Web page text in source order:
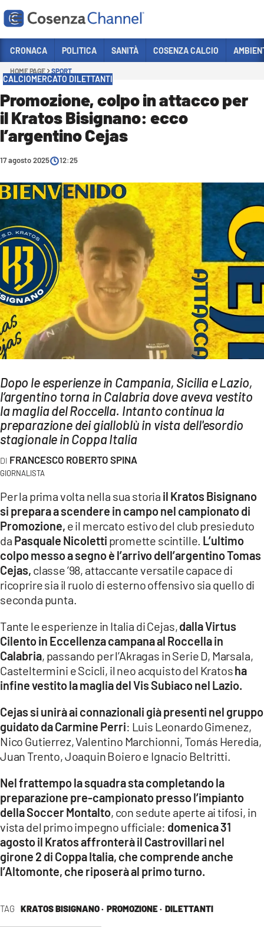
Sezioni
POLITICA
COSENZA CALCIO
ECONOMIA E LAVORO
SANITÀ
SPORT
CULTURA
AMBIENTE
Streaming
LAC TV
LAC NETWORK
LAC ONAIR
LaC
Network
LACPLAY.IT
LACTV.IT
LACONAIR.IT
ILREGGINO.IT
COSENZACHANNEL.IT
ILVIBONESE.IT
CATANZAROCHANNEL.IT
LACAPITALENEWS.IT
App
ANDROID
APPLE
CRONACA POLITICA SANITÀ COSENZA CALCIO
HOME PAGE SPORT
CALCIOMERCATO DILETTANTI
Promozione, colpo in attacco per
il Kratos Bisignano: ecco
l’argentino Cejas
17 agosto 2025 12:25
Dopo le esperienze in Campania, Sicilia e Lazio,
l’argentino torna in Calabria dove aveva vestito
la maglia del Roccella. Intanto continua la
preparazione dei gialloblù in vista dell'esordio
stagionale in Coppa Italia
FRANCESCO ROBERTO SPINA
GIORNALISTA
TAG KRATOS BISIGNANO · PROMOZIONE · DILETTANTI
Per la prima volta nella sua storia il Kratos Bisignano
si prepara a scendere in campo nel campionato di
Promozione, e il mercato estivo del club presieduto
da Pasquale Nicoletti promette scintille. L’ultimo
colpo messo a segno è l’arrivo dell’argentino Tomas
Cejas, classe ’98, attaccante versatile capace di
ricoprire sia il ruolo di esterno offensivo sia quello di
seconda punta.
Tante le esperienze in Italia di Cejas,dalla Virtus
Cilento in Eccellenza campana al Roccella in
Calabria, passando per l’Akragas in Serie D, Marsala,
Casteltermini e Scicli, il neo acquisto del Kratosha
infine vestito la maglia del Vis Subiaco nel Lazio.
Cejas si unirà ai connazionali già presenti nel gruppo
guidato da Carmine Perri: Luis Leonardo Gimenez,
Nico Gutierrez, Valentino Marchionni, Tomás Heredia,
Juan Trento, Joaquin Boiero e Ignacio Beltritti.
Nel frattempo la squadra sta completando la
preparazione pre-campionato presso l’impianto
della Soccer Montalto, con sedute aperte ai tifosi, in
vista del primo impegno ufficiale: domenica 31
agosto il Kratos affronterà il Castrovillari nel
girone 2 di Coppa Italia, che comprende anche
l’Altomonte, che riposerà al primo turno.